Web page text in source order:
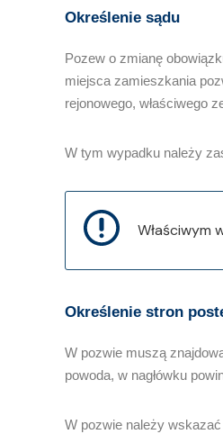
Określenie sądu
Pozew o zmianę
miejsca zamieszkania
rejonowego, właściwego
W tym wypadku należy
Właściwym
Określenie stron
W pozwie muszą
powoda, w nagłówku
W pozwie należy